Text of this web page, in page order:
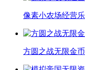
像素小农场经营
方圆之战无限金